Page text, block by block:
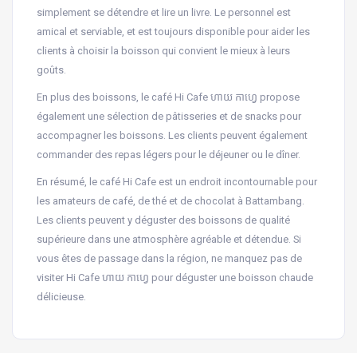
simplement se détendre et lire un livre. Le personnel est
amical et serviable, et est toujours disponible pour aider les
clients à choisir la boisson qui convient le mieux à leurs
goûts.
En plus des boissons, le café Hi Cafe ហាយ កាហ្វេ propose
également une sélection de pâtisseries et de snacks pour
accompagner les boissons. Les clients peuvent également
commander des repas légers pour le déjeuner ou le dîner.
En résumé, le café Hi Cafe est un endroit incontournable pour
les amateurs de café, de thé et de chocolat à Battambang.
Les clients peuvent y déguster des boissons de qualité
supérieure dans une atmosphère agréable et détendue. Si
vous êtes de passage dans la région, ne manquez pas de
visiter Hi Cafe ហាយ កាហ្វេ pour déguster une boisson chaude
délicieuse.